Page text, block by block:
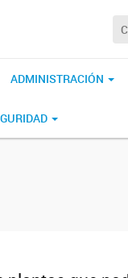
ADMINISTRACIÓN